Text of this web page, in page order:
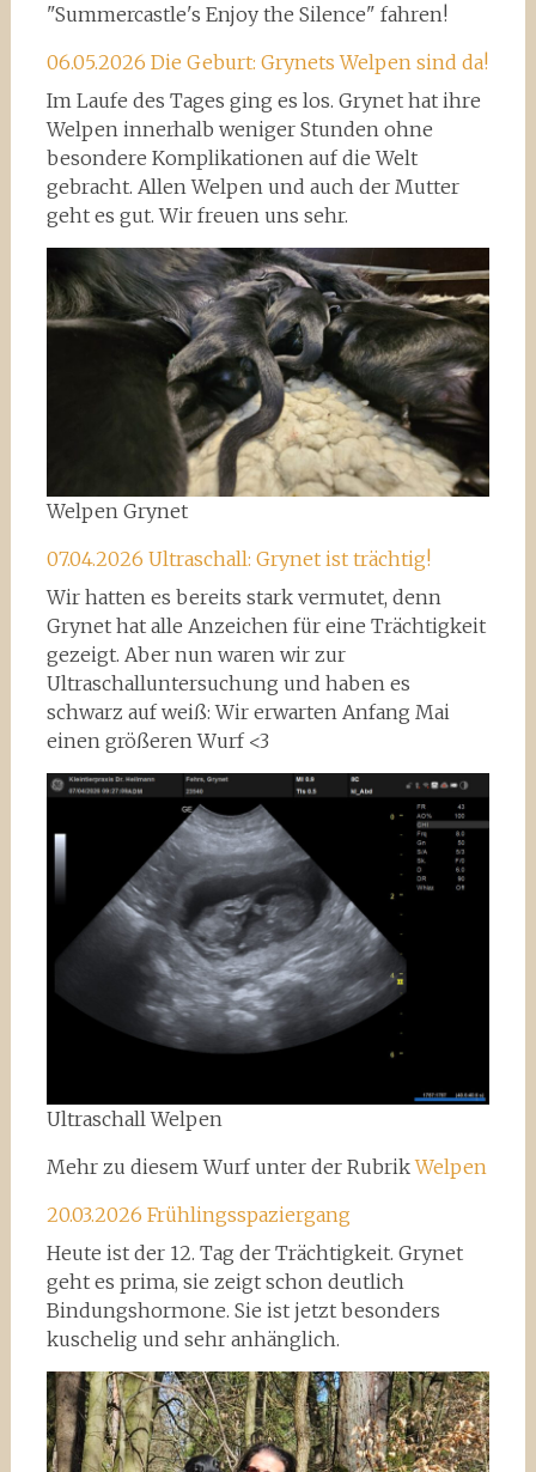
"Summercastle's Enjoy the Silence" fahren!
06.05.2026 Die Geburt: Grynets Welpen sind da!
Im Laufe des Tages ging es los. Grynet hat ihre
Welpen innerhalb weniger Stunden ohne
besondere Komplikationen auf die Welt
gebracht. Allen Welpen und auch der Mutter
geht es gut. Wir freuen uns sehr.
Welpen Grynet
07.04.2026 Ultraschall: Grynet ist trächtig!
Wir hatten es bereits stark vermutet, denn
Grynet hat alle Anzeichen für eine Trächtigkeit
gezeigt. Aber nun waren wir zur
Ultraschalluntersuchung und haben es
schwarz auf weiß: Wir erwarten Anfang Mai
einen größeren Wurf <3
Ultraschall Welpen
Mehr zu diesem Wurf unter der RubrikWelpen
20.03.2026 Frühlingsspaziergang
Heute ist der 12. Tag der Trächtigkeit. Grynet
geht es prima, sie zeigt schon deutlich
Bindungshormone. Sie ist jetzt besonders
kuschelig und sehr anhänglich.